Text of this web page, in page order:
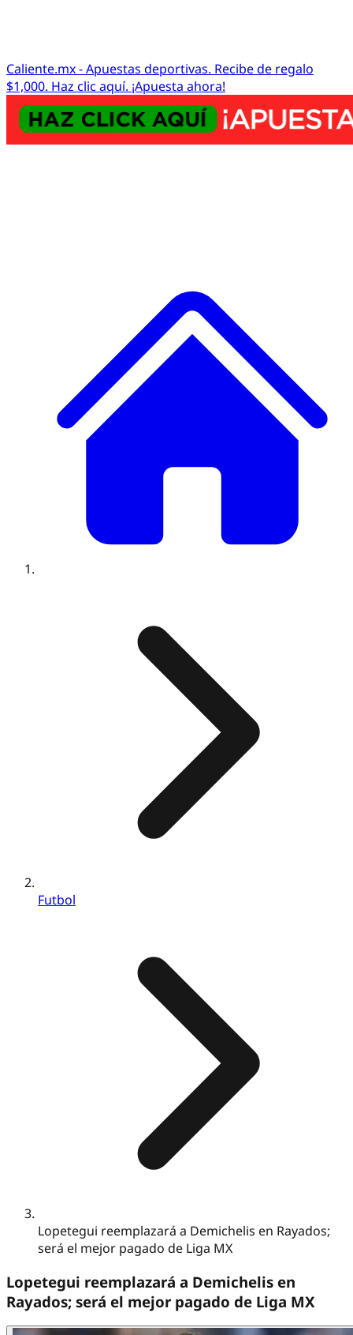
Caliente.mx - Apuestas deportivas. Recibe de regalo
$1,000. Haz clic aquí. ¡Apuesta ahora!
Futbol
Lopetegui reemplazará a Demichelis en Rayados;
será el mejor pagado de Liga MX
Lopetegui reemplazará a Demichelis en
Rayados; será el mejor pagado de Liga MX